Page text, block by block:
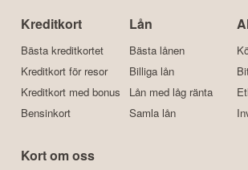
Kreditkort
Bästa kreditkortet
Kreditkort för resor
Kreditkort med bonus
Bensinkort
Lån
Bästa lånen
Billiga lån
Lån med låg ränta
Samla lån
Kort om oss